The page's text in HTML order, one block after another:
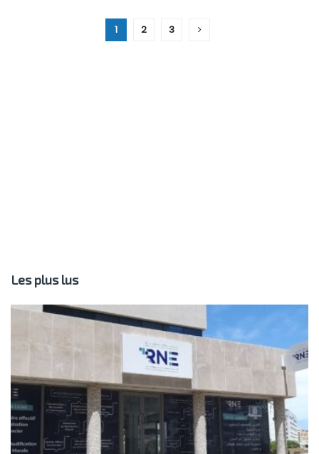
1 2 3
Les plus lus